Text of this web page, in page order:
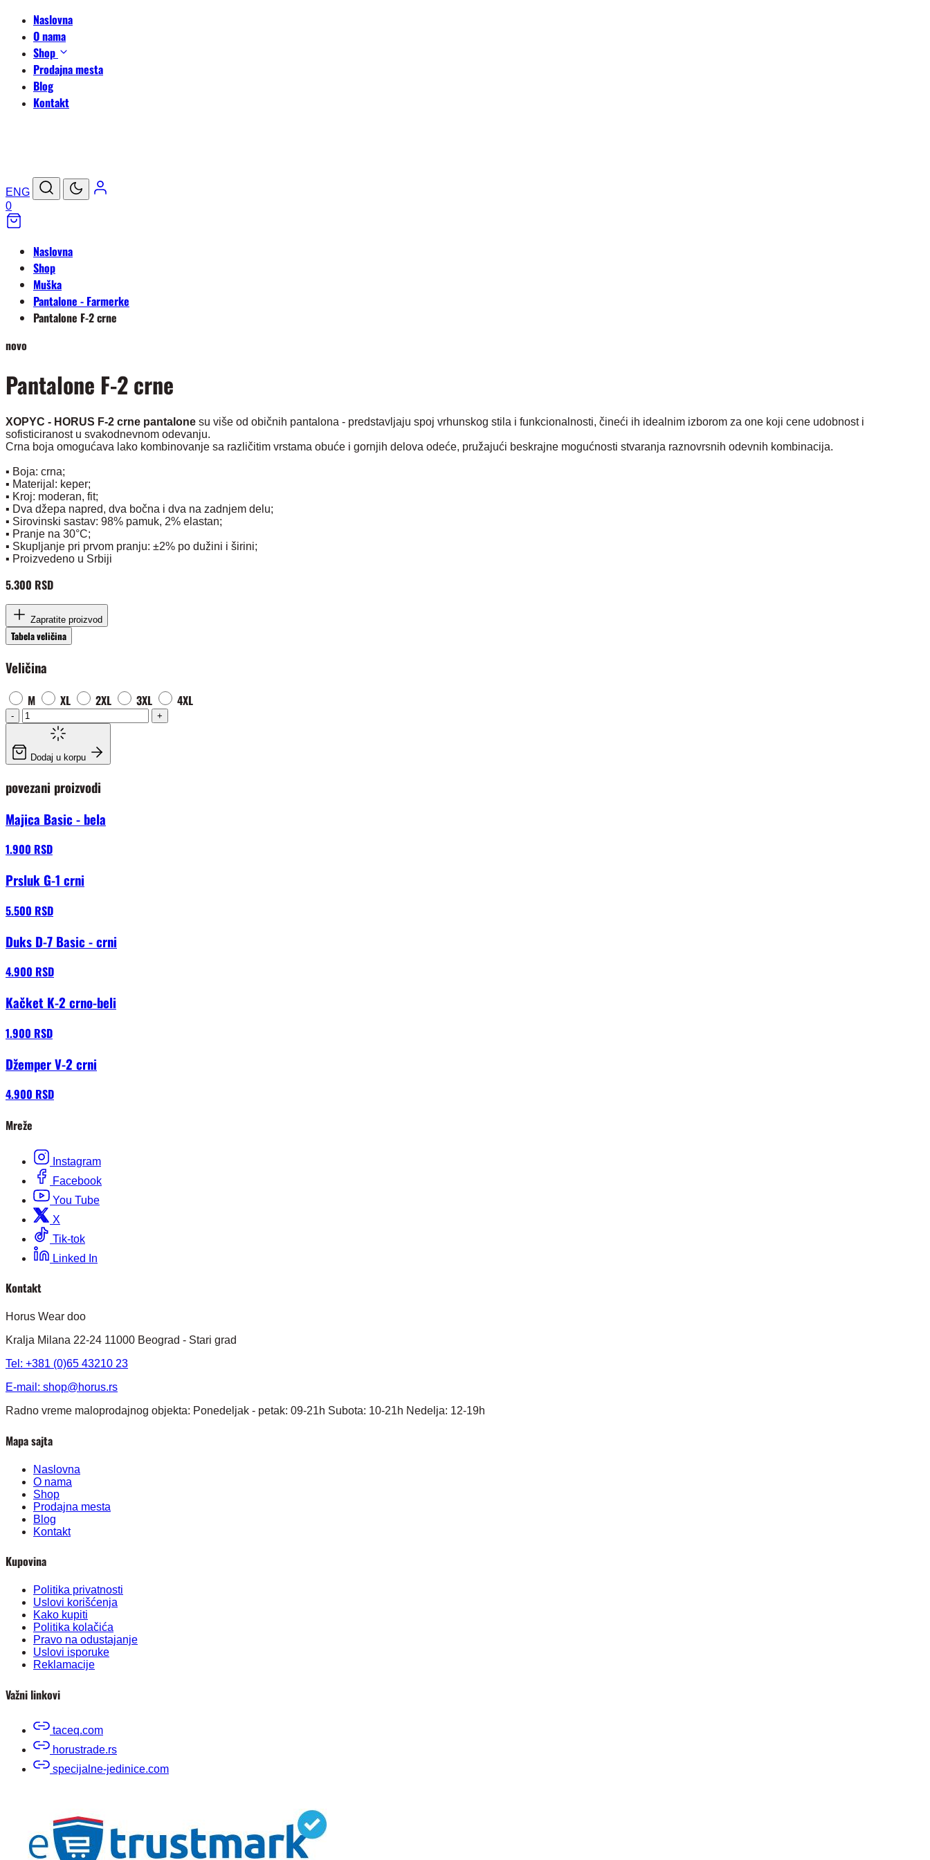
Naslovna
O nama
Shop
Prodajna mesta
Blog
Kontakt
ENG
0
Naslovna
Shop
Muška
Pantalone - Farmerke
Pantalone F-2 crne
novo
Pantalone F-2 crne
XOPYC - HORUS F-2 crne pantalone su više od običnih pantalona - predstavljaju spoj vrhunskog stila i funkcionalnosti, čineći ih idealnim izborom za one koji cene udobnost i
sofisticiranost u svakodnevnom odevanju.
Crna boja omogućava lako kombinovanje sa različitim vrstama obuće i gornjih delova odeće, pružajući beskrajne mogućnosti stvaranja raznovrsnih odevnih kombinacija.
▪️ Boja: crna;
▪️ Materijal: keper;
▪️ Kroj: moderan, fit;
▪️ Dva džepa napred, dva bočna i dva na zadnjem delu;
▪️ Sirovinski sastav: 98% pamuk, 2% elastan;
▪️ Pranje na 30°C;
▪️ Skupljanje pri prvom pranju: ±2% po dužini i širini;
▪️ Proizvedeno u Srbiji
5.300 RSD
Zapratite proizvod
Tabela veličina
Veličina
M XL 2XL 3XL 4XL
- +
Dodaj u korpu
povezani proizvodi
Majica Basic - bela
1.900 RSD
Prsluk G-1 crni
5.500 RSD
Duks D-7 Basic - crni
4.900 RSD
Kačket K-2 crno-beli
1.900 RSD
Džemper V-2 crni
4.900 RSD
Mreže
Instagram
Facebook
You Tube
X
Tik-tok
Linked In
Kontakt
Horus Wear doo
Kralja Milana 22-24 11000 Beograd - Stari grad
Tel: +381 (0)65 43210 23
E-mail: shop@horus.rs
Radno vreme maloprodajnog objekta: Ponedeljak - petak: 09-21h Subota: 10-21h Nedelja: 12-19h
Mapa sajta
Naslovna
O nama
Shop
Prodajna mesta
Blog
Kontakt
Kupovina
Politika privatnosti
Uslovi korišćenja
Kako kupiti
Politika kolačića
Pravo na odustajanje
Uslovi isporuke
Reklamacije
Važni linkovi
taceq.com
horustrade.rs
specijalne-jedinice.com